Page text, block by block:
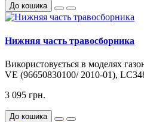
До кошика
Нижняя часть травосборника
Використовується в моделях
VE (96650830100/ 2010-01),
3 095 грн.
До кошика